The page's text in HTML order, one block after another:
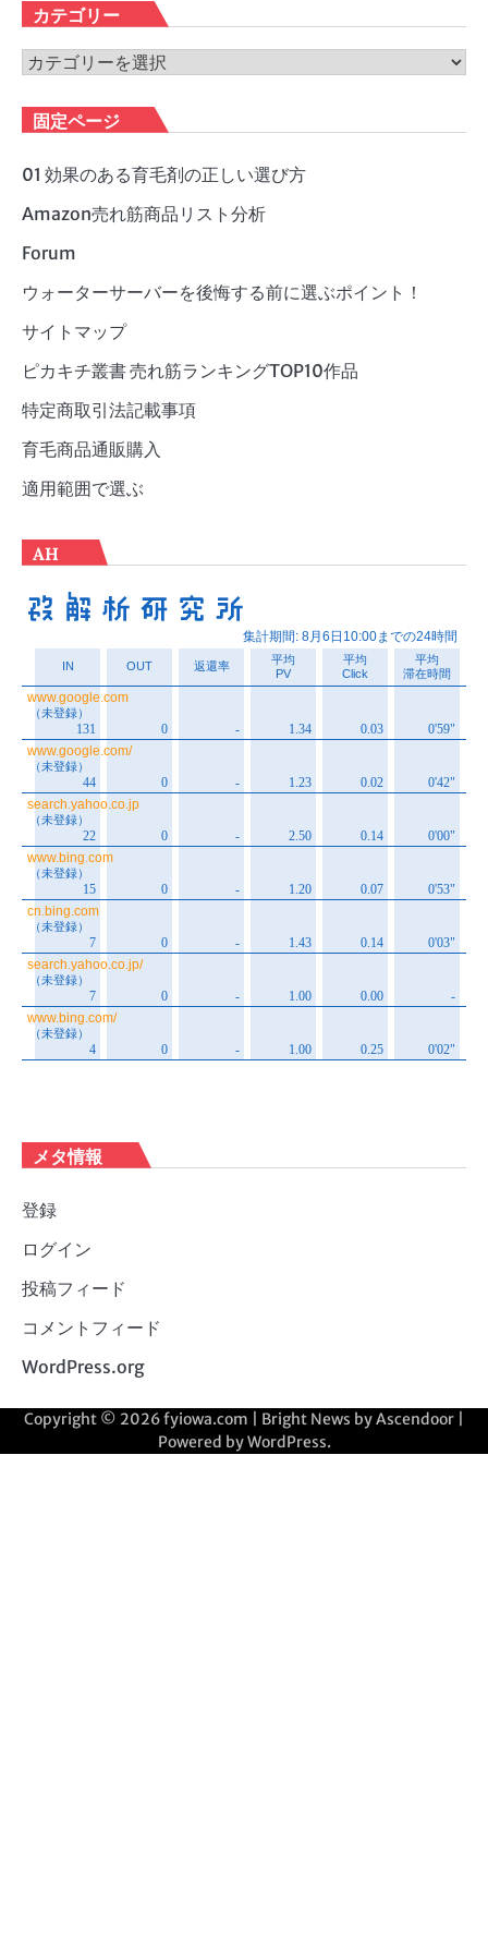
カ
イ
ブ
カテゴリー
カ
ゴ
リ
ー
固定ページ
01 効果のある育毛剤の正しい選び方
Amazon売れ筋商品リスト分析
Forum
ウォーターサーバーを後悔する前に選ぶポイント！
サイトマップ
ピカキチ叢書 売れ筋ランキングTOP10作品
特定商取引法記載事項
育毛商品通販購入
適用範囲で選ぶ
AH
メタ情報
登録
ログイン
投稿フィード
コメントフィード
WordPress.org
Copyright © 2026fyiowa.com | Bright News byAscendoor
Powered byWordPress.